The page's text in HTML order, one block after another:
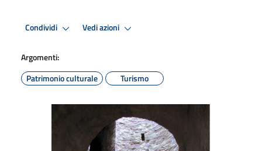
Condividi Vedi azioni
Argomenti:
Patrimonio culturale
Turismo